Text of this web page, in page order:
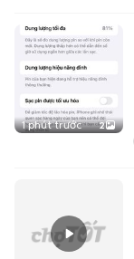
1 phút trước 2